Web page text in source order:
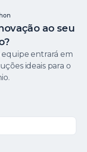
ao seu
entrará em
ideais para o